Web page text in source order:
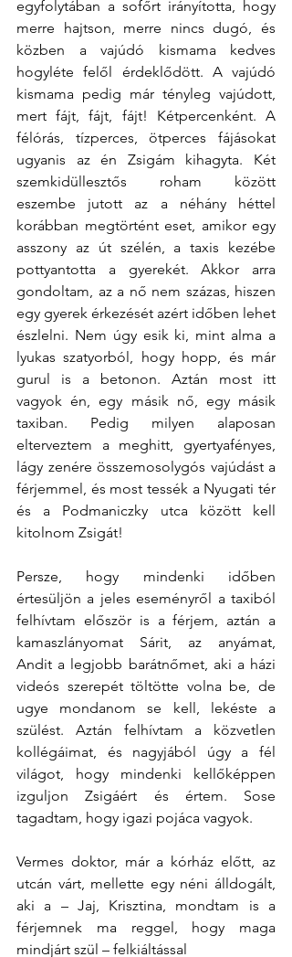
egyfolytában a sofőrt irányította, hogy
merre hajtson, merre nincs dugó, és
közben a vajúdó kismama kedves
hogyléte felől érdeklődött. A vajúdó
kismama pedig már tényleg vajúdott,
mert fájt, fájt, fájt! Kétpercenként. A
félórás, tízperces, ötperces fájásokat
ugyanis az én Zsigám kihagyta. Két
szemkidüllesztős roham között
eszembe jutott az a néhány héttel
korábban megtörtént eset, amikor egy
asszony az út szélén, a taxis kezébe
pottyantotta a gyerekét. Akkor arra
gondoltam, az a nő nem százas, hiszen
egy gyerek érkezését azért időben lehet
észlelni. Nem úgy esik ki, mint alma a
lyukas szatyorból, hogy hopp, és már
gurul is a betonon. Aztán most itt
vagyok én, egy másik nő, egy másik
taxiban. Pedig milyen alaposan
elterveztem a meghitt, gyertyafényes,
lágy zenére összemosolygós vajúdást a
férjemmel, és most tessék a Nyugati tér
és a Podmaniczky utca között kell
kitolnom Zsigát!
Persze, hogy mindenki időben
értesüljön a jeles eseményről a taxiból
felhívtam először is a férjem, aztán a
kamaszlányomat Sárit, az anyámat,
Andit a legjobb barátnőmet, aki a házi
videós szerepét töltötte volna be, de
ugye mondanom se kell, lekéste a
szülést. Aztán felhívtam a közvetlen
kollégáimat, és nagyjából úgy a fél
világot, hogy mindenki kellőképpen
izguljon Zsigáért és értem. Sose
tagadtam, hogy igazi pojáca vagyok.
Vermes doktor, már a kórház előtt, az
utcán várt, mellette egy néni álldogált,
aki a – Jaj, Krisztina, mondtam is a
férjemnek ma reggel, hogy maga
mindjárt szül – felkiáltással